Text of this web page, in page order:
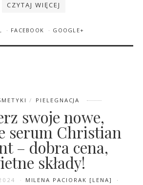
CZYTAJ WIĘCEJ
FACEBOOK GOOGLE+
PIELEGNACJA
swoje nowe,
serum Christian
– dobra cena,
składy!
MILENA PACIORAK [LENA]